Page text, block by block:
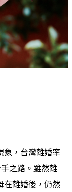
象，台灣離婚率
之路。雖然離
在離婚後，仍然